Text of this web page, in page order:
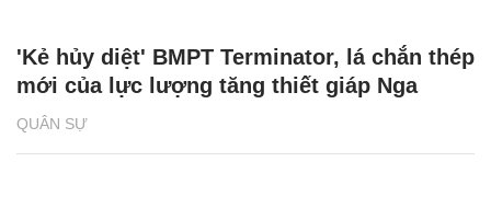
QUÂN SỰ
'Kẻ hủy diệt' BMPT Terminator, lá chắn thép
mới của lực lượng tăng thiết giáp Nga